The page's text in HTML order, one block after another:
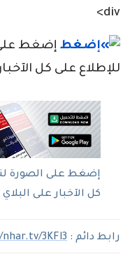
div>
إضغط على
للإطلاع على كل
إضغط على الصورة
كل الآخبار على
رابط دائم : 3KFl3